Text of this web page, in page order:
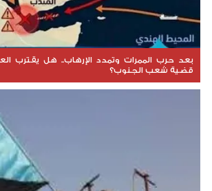
بعد حرب الممرات وتمدد الإرهاب.. هل يقترب
قضية شعب الجنوب؟